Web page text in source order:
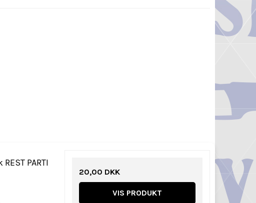
PARTI
20,00 DKK
VIS PRODUKT